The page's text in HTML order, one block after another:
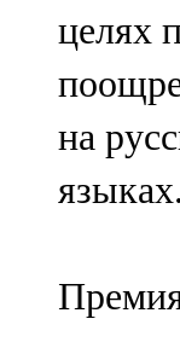
107,0
Яр
105,5
целях
на
языках.